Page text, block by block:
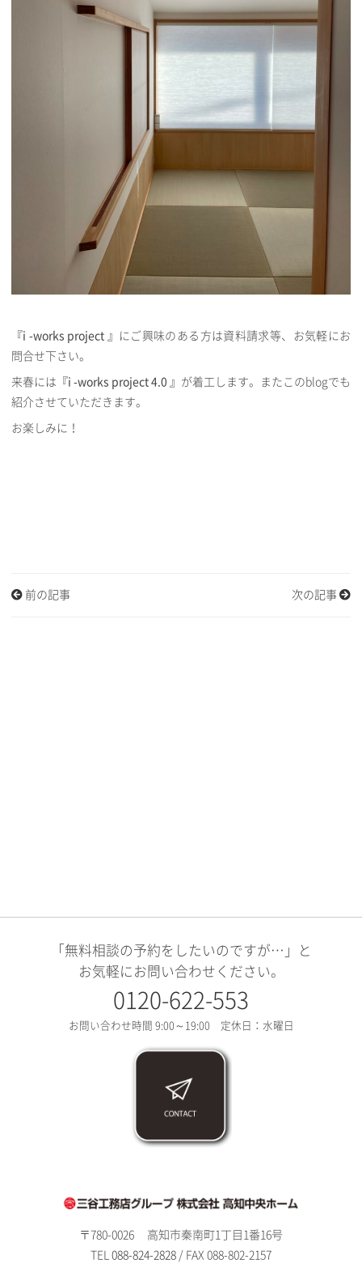
『i -works project 』
にご興味のある方は資料請求等、お気軽にお
問合せ下さい。
来春には 『i -works project 4.0 』 が着工します。またこのblogでも
紹介させていただきます。
お楽しみに！
前の記事 次の記事
「無料相談の予約をしたいのですが…」と
お気軽にお問い合わせください。
0120-622-553
お問い合わせ時間 9:00～19:00 定休日：水曜日
〒780-0026
高知市秦南町1丁目1番16号
TEL 088-824-2828 / FAX 088-802-2157